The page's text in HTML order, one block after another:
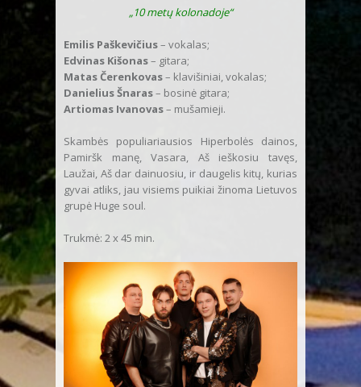
„10 metų kolonadoje“
Emilis Paškevičius– vokalas;
Edvinas Kišonas– gitara;
Matas Čerenkovas– klavišiniai, vokalas;
Danielius Šnaras– bosinė gitara;
Artiomas Ivanovas– mušamieji.
Skambės populiariausios Hiperbolės dainos,
Pamiršk manę, Vasara, Aš ieškosiu tavęs,
Laužai, Aš dar dainuosiu, ir daugelis kitų, kurias
gyvai atliks, jau visiems puikiai žinoma Lietuvos
grupė Huge soul.
Trukmė: 2 x 45 min.